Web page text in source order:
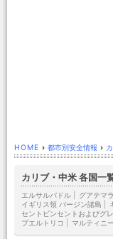
HOME › 都市別安全情報 ›
カリブ・中米 各国一
エルサルバドル グアテマラ
イギリス領 バージン諸島
セントビンセントおよびグ
プエルトリコ
マルティニ